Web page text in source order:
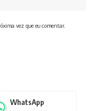
vez que eu comentar.
WhatsApp